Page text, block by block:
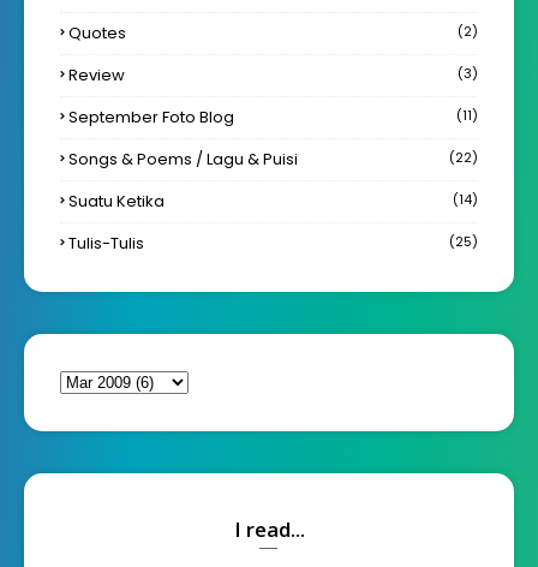
Quotes
(2)
Review (3)
September Foto Blog (11)
Songs & Poems / Lagu & Puisi (22)
Suatu Ketika (14)
Tulis-Tulis (25)
I read...